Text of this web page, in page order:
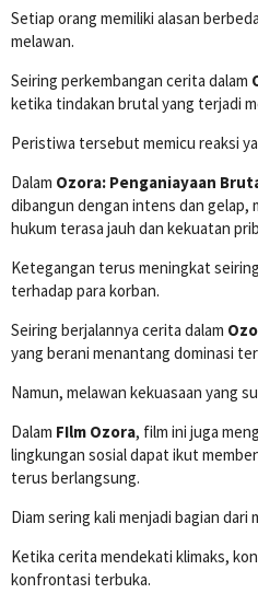
Setiap orang memiliki alasan
melawan.
Seiring perkembangan cerita dalam
ketika tindakan brutal yang terjadi
Peristiwa tersebut memicu reaksi
Dalam Ozora: Penganiayaan
dibangun dengan intens dan gelap,
hukum terasa jauh dan kekuatan
Ketegangan terus meningkat
terhadap para korban.
Seiring berjalannya cerita dalam
yang berani menantang dominasi
Namun, melawan kekuasaan yang
Dalam FIlm Ozora, film ini juga
lingkungan sosial dapat ikut
terus berlangsung.
Diam sering kali menjadi bagian dari
Ketika cerita mendekati klimaks,
konfrontasi terbuka.